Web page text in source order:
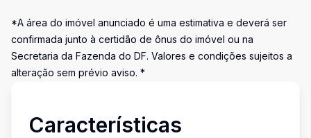
*A área do imóvel anunciado é uma estimativa e deverá ser
confirmada junto à certidão de ônus do imóvel ou na
Secretaria da Fazenda do DF. Valores e condições sujeitos a
alteração sem prévio aviso. *
Características